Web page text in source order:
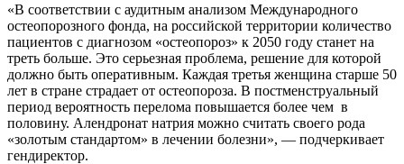
«В соответствии с аудитным анализом Международного
остеопорозного фонда, на российской территории количество
пациентов с диагнозом «остеопороз» к 2050 году станет на
треть больше. Это серьезная проблема, решение для которой
должно быть оперативным. Каждая третья женщина старше 50
лет в стране страдает от остеопороза. В постменструальный
период вероятность перелома повышается более чем в
половину. Алендронат натрия можно считать своего рода
«золотым стандартом» в лечении болезни», — подчеркивает
гендиректор.